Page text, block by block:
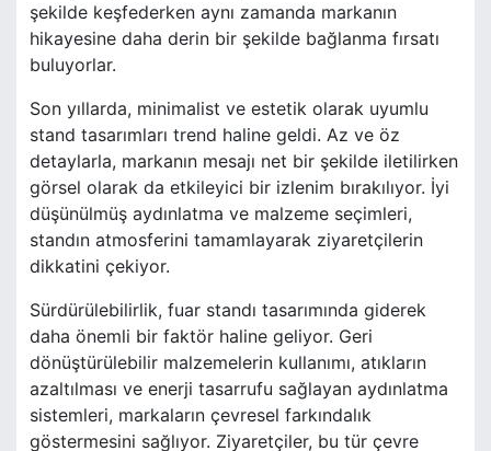
şekilde keşfederken aynı zamanda markanın
hikayesine daha derin bir şekilde bağlanma fırsatı
buluyorlar.
Son yıllarda, minimalist ve estetik olarak uyumlu
stand tasarımları trend haline geldi. Az ve öz
detaylarla, markanın mesajı net bir şekilde iletilirken
görsel olarak da etkileyici bir izlenim bırakılıyor. İyi
düşünülmüş aydınlatma ve malzeme seçimleri,
standın atmosferini tamamlayarak ziyaretçilerin
dikkatini çekiyor.
Sürdürülebilirlik, fuar standı tasarımında giderek
daha önemli bir faktör haline geliyor. Geri
dönüştürülebilir malzemelerin kullanımı, atıkların
azaltılması ve enerji tasarrufu sağlayan aydınlatma
sistemleri, markaların çevresel farkındalık
göstermesini sağlıyor. Ziyaretçiler, bu tür çevre